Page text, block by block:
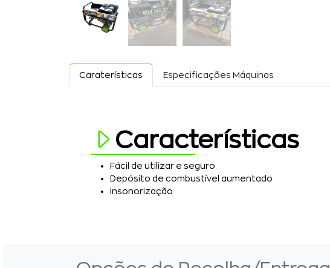
Caraterísticas Especificações Máquinas
Características
Fácil de utilizar e seguro
Depósito de combustível aumentado
Insonorização